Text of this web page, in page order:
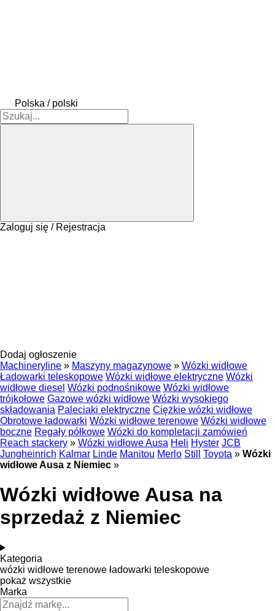
Polska / polski
Zaloguj się / Rejestracja
Dodaj ogłoszenie
Machineryline » Maszyny magazynowe » Wózki widłowe
Ładowarki teleskopowe Wózki widłowe elektryczne Wózki
widłowe diesel Wózki podnośnikowe Wózki widłowe
trójkołowe Gazowe wózki widłowe Wózki wysokiego
składowania Paleciaki elektryczne Ciężkie wózki widłowe
Obrotowe ładowarki Wózki widłowe terenowe Wózki widłowe
boczne Regały półkowe Wózki do kompletacji zamówień
Reach stackery » Wózki widłowe Ausa Heli Hyster JCB
Jungheinrich Kalmar Linde Manitou Merlo Still Toyota » Wózki
widłowe Ausa z Niemiec »
Wózki widłowe Ausa na
sprzedaż z Niemiec
Kategoria
wózki widłowe terenowe ładowarki teleskopowe
pokaż wszystkie
Marka